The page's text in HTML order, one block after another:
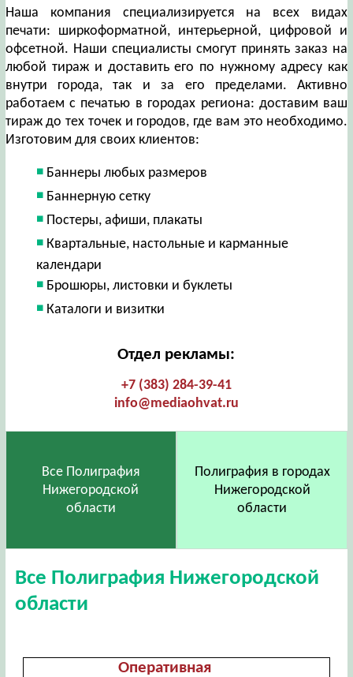
Наша компания специализируется на всех видах
печати: ширкоформатной, интерьерной, цифровой и
офсетной. Наши специалисты смогут принять заказ на
любой тираж и доставить его по нужному адресу как
внутри города, так и за его пределами. Активно
работаем с печатью в городах региона: доставим ваш
тираж до тех точек и городов, где вам это необходимо.
Изготовим для своих клиентов:
Баннеры любых размеров
Баннерную сетку
Постеры, афиши, плакаты
Квартальные, настольные и карманные
календари
Брошюры, листовки и буклеты
Каталоги и визитки
Отдел рекламы:
+7 (383) 284-39-41
info@mediaohvat.ru
Все Полиграфия
Нижегородской
области
Полиграфия в городах
Нижегородской
области
Все Полиграфия Нижегородской
области
Оперативная